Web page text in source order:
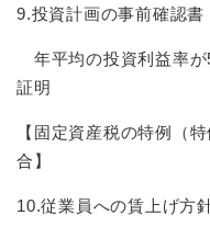
9.投資計画の事前確認書
年平均の投資利益率が
証明
【固定資産税の特例（
合】
10.従業員への賃上げ方